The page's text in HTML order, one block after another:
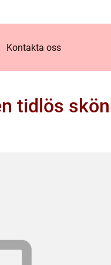
Kontakta oss
tidlös